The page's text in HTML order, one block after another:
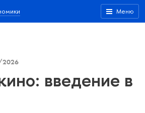
Меню
2026
введение в